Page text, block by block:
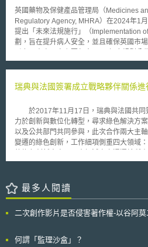
不足，修正重點涵蓋：擴充法定用詞之定
Information）與「適當防護措施」（
補充與增列；強化個資事故（Breach of
制與設立豁免條款，並釐清與其他法規間
民事裁罰。此外，本次修法亦明定，若機
於自該日起所發現、判定或通報之個資事
要說明如下： 一、擴充法定用詞之定義 （一）個人資料 於現行法規對個人
時，可用以登入特定個人金融帳戶之專屬
Identifier）或路由代碼（Routing Code）； 2.用以辨識特定自然人之
生物特徵資料，例如指紋、視網膜或虹膜
之生物辨識資料。 （二）適當防護措施 適當防護措施係指，為確保個人資
料安全而考量組織或機構之規模、產業別
定之政策及作業實務。此概念包括但不限
等。 二、強化事故通報機制與設立豁免條款 本法要求於發現系統個資事故
並已通知受影響之當事人後，應於60日內
數、預估之財務損失、所採行之適當防護
免除向檢察總長通報之義務。 此外，本法明確規範，若特定機構已依據其
英國藥物及保健產品管理局（Medicines
Regulatory Agency, MHRA）在2024年1
提出「未來法規施行」（Implementation
劃，旨在提升病人安全，並且確保英國市
計實施的核心政策，以下節錄相關說明： 1.預計於2024年實施的法規及政
Airlock」的監理沙盒 （AI-Airlock
learning practice for medical device
慧醫材開發和部署的最佳實踐」（AI as a
development and deployment best
究、發展及治理」Data-driven SaMD
governance）；另外，因應世界貿易組織
監管要求。 2. 未來核心政策規劃 MHRA已選定數個醫材管理核心主題，並
預計從2024年上半年開始與利害關係人啟
後制定更詳細的施政草案。管理議題明確
施、引入國際承認框架，使已獲得類似監
瑞典與法國簽署成立戰略夥伴關係
於2017年11月17日，瑞典與法國共同
力於創新與數位化轉型，尋求綠色解決方
以及公共部門共同參與，此次合作兩大主
變遷的綠色創新，工作細項側重四大領域： (1)運輸、乾淨能源與智慧城市
相較於2010年，至2030年時至少減少國
將與企業共同合作尋求解決方案並創造就業機會。 (2)因應氣候
經濟：朝向低(零)碳排放量的社會前進，並制
交流，致力於支持中小企業數位化轉型進
作，包含研究人員相互交流並鼓勵企業共同探索
最多人閱讀
二次創作影片是否侵害著作權-以谷阿莫
何謂「監理沙盒」？